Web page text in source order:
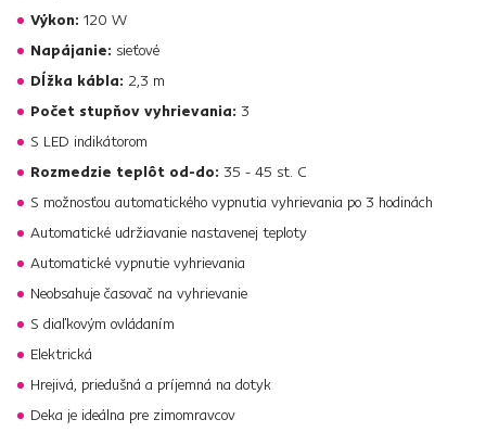
Výkon: 120 W
Napájanie: sieťové
Dĺžka kábla: 2,3 m
Počet stupňov vyhrievania: 3
S LED indikátorom
Rozmedzie teplôt od-do: 35 - 45 st. C
S možnosťou automatického vypnutia vyhrievania po 3 hodinách
Automatické udržiavanie nastavenej teploty
Automatické vypnutie vyhrievania
Neobsahuje časovač na vyhrievanie
S diaľkovým ovládaním
Elektrická
Hrejivá, priedušná a príjemná na dotyk
Deka je ideálna pre zimomravcov